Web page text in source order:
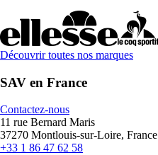
Découvrir toutes nos marques
SAV en France
Contactez-nous
11 rue Bernard Maris
37270 Montlouis-sur-Loire, France
+33 1 86 47 62 58